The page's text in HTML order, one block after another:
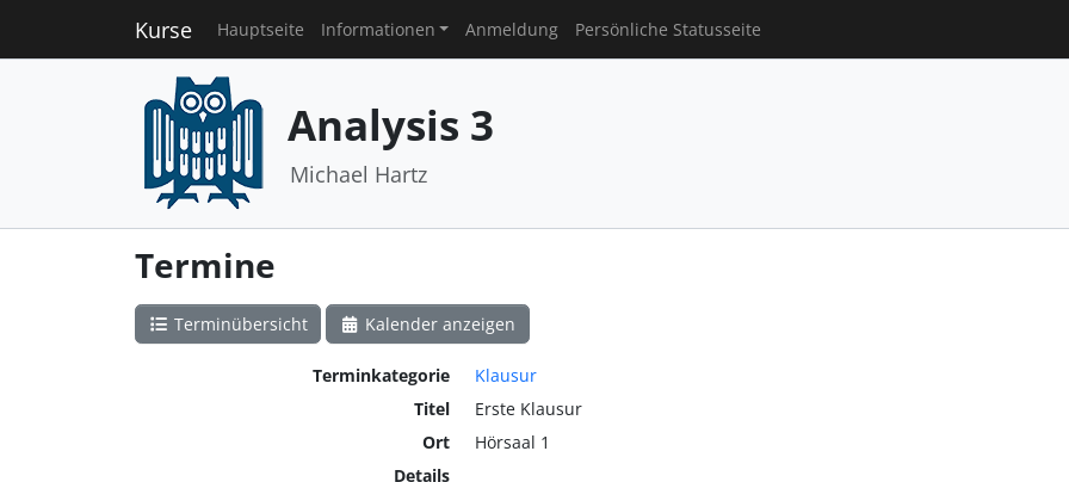
Kurse Hauptseite Informationen Anmeldung Persönliche Statusseite
Analysis 3
Michael Hartz
Termine
Terminübersicht Kalender anzeigen
Terminkategorie
Klausur
Titel
Erste Klausur
Ort
Hörsaal 1
Details